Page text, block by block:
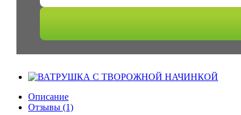
Описание
Отзывы (1)